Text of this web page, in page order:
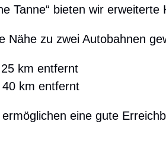
Tanne“ bieten wir
Nähe zu zwei Autobahnen
km entfernt
km entfernt
eine gute